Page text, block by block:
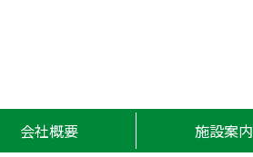
会社概要 施設案内